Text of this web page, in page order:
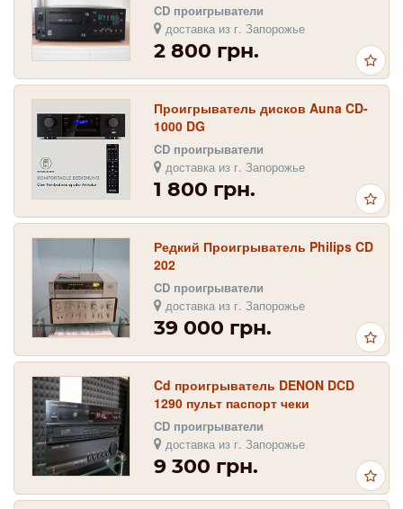
CD проигрыватели
доставка из г. Запорожье
2 800 грн.
Проигрыватель дисков Auna CD-
1000 DG
CD проигрыватели
доставка из г. Запорожье
1 800 грн.
Редкий Проигрыватель Philips CD
202
CD проигрыватели
доставка из г. Запорожье
39 000 грн.
Cd проигрыватель DENON DCD
1290 пульт паспорт чеки
CD проигрыватели
доставка из г. Запорожье
9 300 грн.